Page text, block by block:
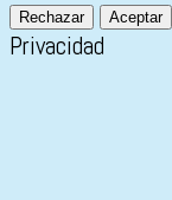
Rechazar Aceptar
Privacidad